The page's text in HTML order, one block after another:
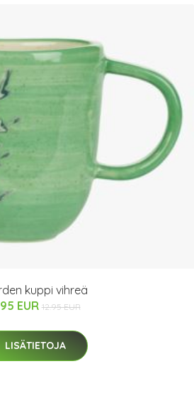
kuppi vihreä
EUR 12.95 EUR
LISÄTIETOJA